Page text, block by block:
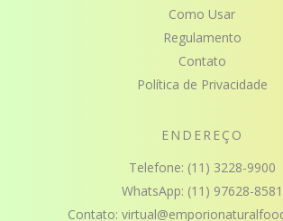
Como Usar
Regulamento
Contato
Política de Privacidade
ENDEREÇO
Telefone: (11) 3228-9900
WhatsApp: (11) 97628-8581
Contato: